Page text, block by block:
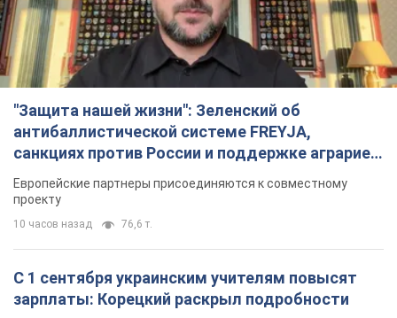
"Защита нашей жизни": Зеленский об
антибаллистической системе FREYJA,
санкциях против России и поддержке аграриев.
Видео
Европейские партнеры присоединяются к совместному
проекту
10 часов назад 76,6 т.
С 1 сентября украинским учителям повысят
зарплаты: Корецкий раскрыл подробности